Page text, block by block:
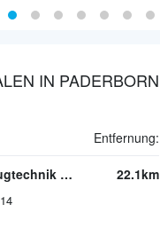
IN PADERBORN
Entfernung:
Hölscher Fahrzeugtechnik GmbH 22.1km